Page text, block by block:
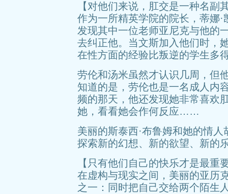
【对他们来说，肛交是一种名副
作为一所精英学院的院长，蒂娜
发现其中一位老师亚尼克与他的
去纠正他。当文斯加入他们时，
在性方面的经验比叛逆的学生多
劳伦和汤米虽然才认识几周，但
知道的是，劳伦也是一名成人内
频的那天，他还发现她非常喜欢
她，看看她会作何反应……
美丽的斯泰西·布鲁姆和她的情
探索新的幻想、新的欲望、新的
【只有他们自己的快乐才是最重
在虚构与现实之间，美丽的亚历
之一：同时把自己交给两个陌生